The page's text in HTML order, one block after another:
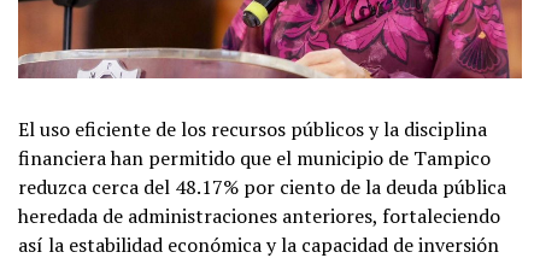
El uso eficiente de los recursos públicos y la disciplina
financiera han permitido que el municipio de Tampico
reduzca cerca del 48.17% por ciento de la deuda pública
heredada de administraciones anteriores, fortaleciendo
así la estabilidad económica y la capacidad de inversión